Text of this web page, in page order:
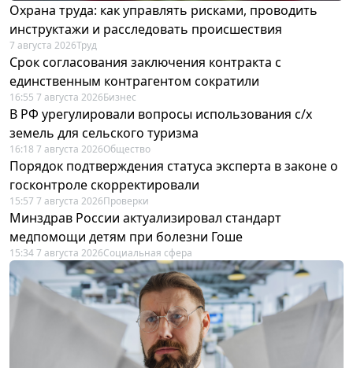
Охрана труда: как управлять рисками, проводить
инструктажи и расследовать происшествия
7 августа 2026Труд
Срок согласования заключения контракта с
единственным контрагентом сократили
16:55 7 августа 2026Бизнес
В РФ урегулировали вопросы использования с/х
земель для сельского туризма
16:18 7 августа 2026Общество
Порядок подтверждения статуса эксперта в законе о
госконтроле скорректировали
15:57 7 августа 2026Проверки
Минздрав России актуализировал стандарт
медпомощи детям при болезни Гоше
15:34 7 августа 2026Социальная сфера